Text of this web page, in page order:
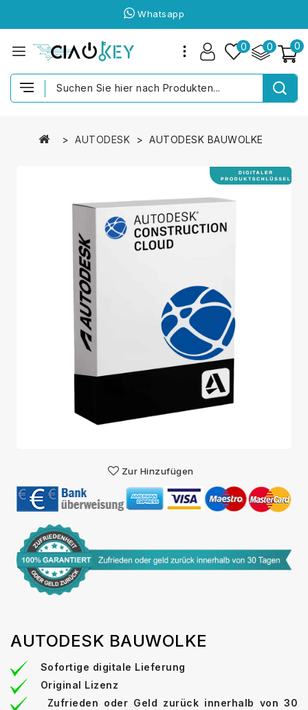
Whatsapp
0
0
0
AUTODESK AUTODESK BAUWOLKE
Zur Hinzufügen
AUTODESK BAUWOLKE
Sofortige digitale Lieferung
Original Lizenz
Zufrieden oder Geld zurück innerhalb von 30